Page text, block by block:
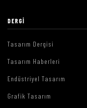
DERGI
Tasarım Dergisi
Tasarım Haberleri
Endüstriyel Tasarım
Grafik Tasarım